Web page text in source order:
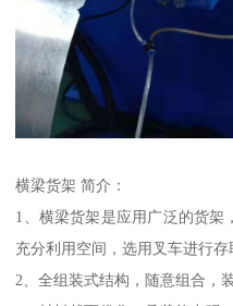
横梁货架 简介：
1、横梁货架是应用广泛的货
充分利用空间，选用叉车进行存
2、全组装式结构，随意组合，